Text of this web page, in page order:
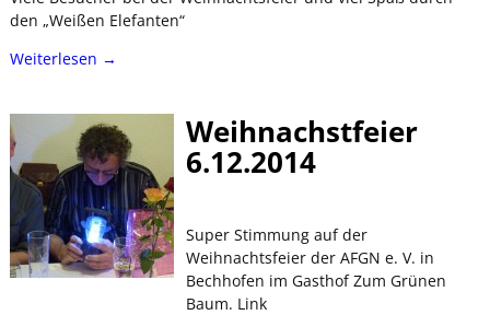
den „Weißen Elefanten“
Weiterlesen →
Weihnachstfeier
6.12.2014
Super Stimmung auf der
Weihnachtsfeier der AFGN e. V. in
Bechhofen im Gasthof Zum Grünen
Baum. Link